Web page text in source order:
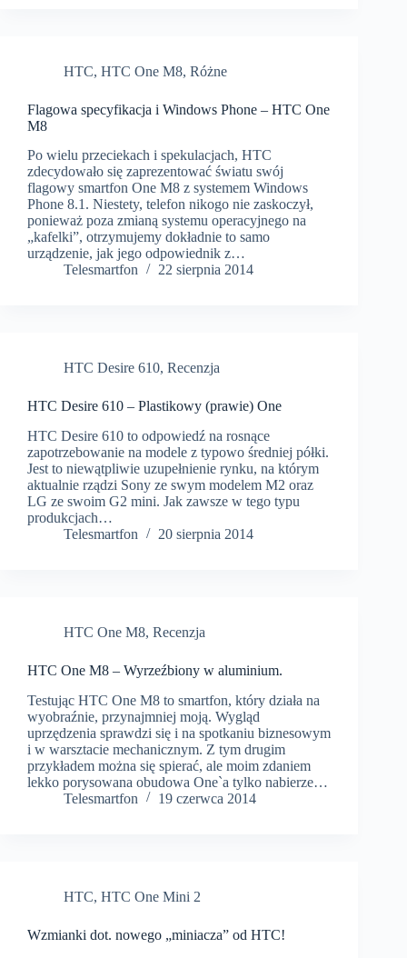
HTC, HTC One M8, Różne
Flagowa specyfikacja i Windows Phone – HTC One
M8
Po wielu przeciekach i spekulacjach, HTC
zdecydowało się zaprezentować światu swój
flagowy smartfon One M8 z systemem Windows
Phone 8.1. Niestety, telefon nikogo nie zaskoczył,
ponieważ poza zmianą systemu operacyjnego na
„kafelki”, otrzymujemy dokładnie to samo
urządzenie, jak jego odpowiednik z…
Telesmartfon
22 sierpnia 2014
HTC Desire 610, Recenzja
HTC Desire 610 – Plastikowy (prawie) One
HTC Desire 610 to odpowiedź na rosnące
zapotrzebowanie na modele z typowo średniej półki.
Jest to niewątpliwie uzupełnienie rynku, na którym
aktualnie rządzi Sony ze swym modelem M2 oraz
LG ze swoim G2 mini. Jak zawsze w tego typu
produkcjach…
Telesmartfon
20 sierpnia 2014
HTC One M8, Recenzja
HTC One M8 – Wyrzeźbiony w aluminium.
Testując HTC One M8 to smartfon, który działa na
wyobraźnie, przynajmniej moją. Wygląd
uprzędzenia sprawdzi się i na spotkaniu biznesowym
i w warsztacie mechanicznym. Z tym drugim
przykładem można się spierać, ale moim zdaniem
lekko porysowana obudowa One`a tylko nabierze…
Telesmartfon
19 czerwca 2014
HTC, HTC One Mini 2
Wzmianki dot. nowego „miniacza” od HTC!